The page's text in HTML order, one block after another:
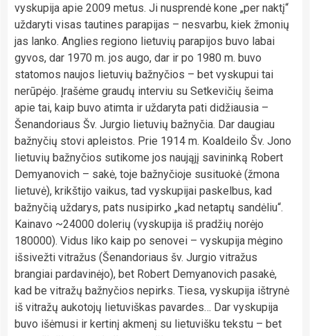
vyskupija apie 2009 metus. Ji nusprendė kone „per naktį“
uždaryti visas tautines parapijas – nesvarbu, kiek žmonių
jas lanko. Anglies regiono lietuvių parapijos buvo labai
gyvos, dar 1970 m. jos augo, dar ir po 1980 m. buvo
statomos naujos lietuvių bažnyčios – bet vyskupui tai
nerūpėjo. Įrašėme graudų interviu su Setkevičių šeima
apie tai, kaip buvo atimta ir uždaryta pati didžiausia –
Šenandoriaus Šv. Jurgio lietuvių bažnyčia. Dar daugiau
bažnyčių stovi apleistos. Prie 1914 m. Koaldeilo Šv. Jono
lietuvių bažnyčios sutikome jos naująjį savininką Robert
Demyanovich – sakė, toje bažnyčioje susituokė (žmona
lietuvė), krikštijo vaikus, tad vyskupijai paskelbus, kad
bažnyčią uždarys, pats nusipirko „kad netaptų sandėliu“.
Kainavo ~24000 dolerių (vyskupija iš pradžių norėjo
180000). Vidus liko kaip po senovei – vyskupija mėgino
išsivežti vitražus (Šenandoriaus šv. Jurgio vitražus
brangiai pardavinėjo), bet Robert Demyanovich pasakė,
kad be vitražų bažnyčios nepirks. Tiesa, vyskupija ištrynė
iš vitražų aukotojų lietuviškas pavardes… Dar vyskupija
buvo išėmusi ir kertinį akmenį su lietuvišku tekstu – bet